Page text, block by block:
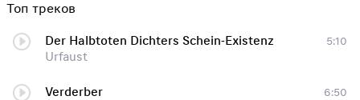
Топ треков
Der Halbtoten Dichters Schein-Existenz
Urfaust
5:10
Verderber
6:50